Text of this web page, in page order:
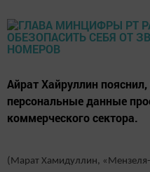
Айрат Хайруллин
персональные данные
коммерческого сектора.
(Марат Хамидуллин,